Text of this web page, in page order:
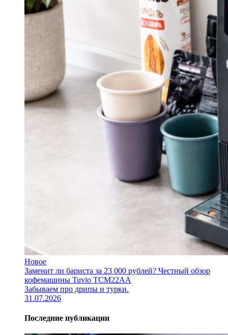
Новое
Заменит ли бариста за 23 000 рублей? Честный обзор
кофемашины Tuvio TCM22AA
Забываем про дрипы и турки.
31.07.2026
Последние публикации